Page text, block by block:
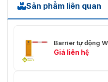
Sản phẩm liên quan
Barrier tự động
Giá liên hệ